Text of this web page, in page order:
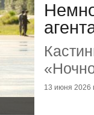
13 июня 2026